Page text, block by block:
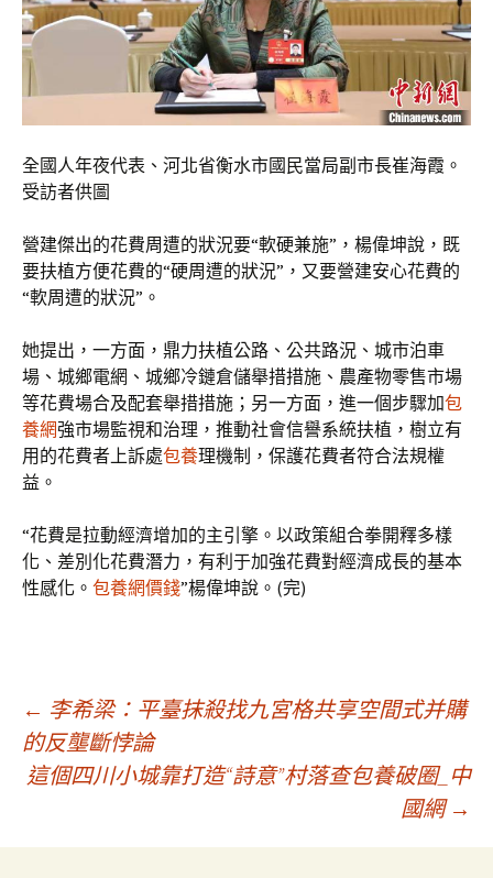
全國人年夜代表、河北省衡水市國民當局副市長崔海霞。
受訪者供圖
營建傑出的花費周遭的狀況要“軟硬兼施”，楊偉坤說，既
要扶植方便花費的“硬周遭的狀況”，又要營建安心花費的
“軟周遭的狀況”。
她提出，一方面，鼎力扶植公路、公共路況、城市泊車
場、城鄉電網、城鄉冷鏈倉儲舉措措施、農產物零售市場
等花費場合及配套舉措措施；另一方面，進一個步驟加包
養網強市場監視和治理，推動社會信譽系統扶植，樹立有
用的花費者上訴處包養理機制，保護花費者符合法規權
益。
“花費是拉動經濟增加的主引擎。以政策組合拳開釋多樣
化、差別化花費潛力，有利于加強花費對經濟成長的基本
性感化。 包養網價錢”楊偉坤說。(完)
文
章
導
← 李希梁：平臺抹殺找九宮格共享空間式并購
的反壟斷悖論
這個四川小城靠打造“詩意”村落查包養破圈_中
國網 →